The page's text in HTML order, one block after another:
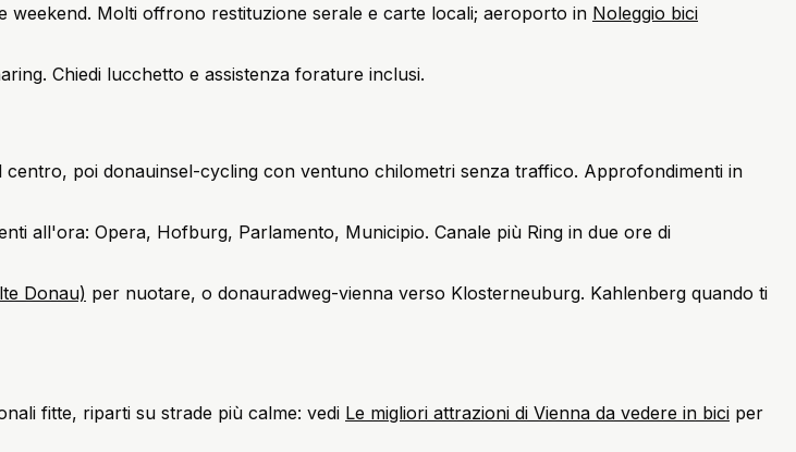
Molti offrono restituzione serale e carte locali; aeroporto in Noleggio bici
Chiedi lucchetto e assistenza forature inclusi.
centro, poi donauinsel-cycling con ventuno chilometri senza traffico. Approfondimenti in
all'ora: Opera, Hofburg, Parlamento, Municipio. Canale più Ring in due ore di
Donau) per nuotare, o donauradweg-vienna verso Klosterneuburg. Kahlenberg quando ti
fitte, riparti su strade più calme: vedi Le migliori attrazioni di Vienna da vedere in bici per